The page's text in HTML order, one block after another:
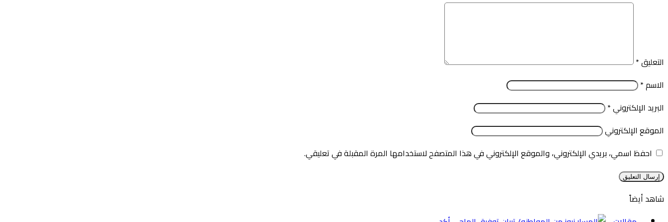
التعليق*
الاسم*
البريد الإلكتروني*
الموقع الإلكتروني
احفظ اسمي، بريدي الإلكتروني، والموقع الإلكتروني في هذا المتصفح لاستخدامها المرة المقبلة في تعليقي.
شاهد أيضاً